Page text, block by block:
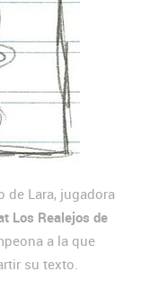
Lara, jugadora
Los Realejos de
a la que
su texto.